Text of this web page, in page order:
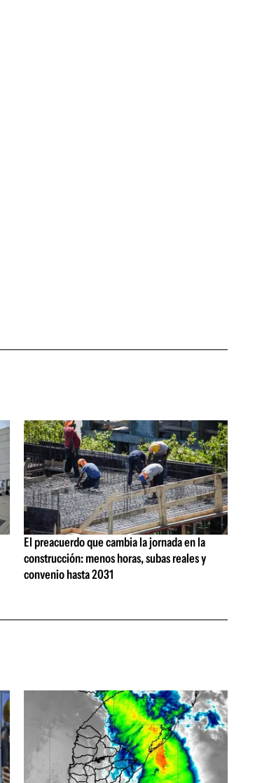
El preacuerdo que cambia la jornada en la
construcción: menos horas, subas reales y
convenio hasta 2031